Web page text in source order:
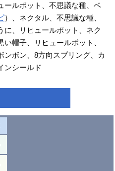
ールポット、不思議な種、ベ
）、ネクタル、不思議な種、
に、リヒュールポット、ネク
帽子、リヒュールポット、
ンボン、8方向スプリング、カ
ンシールド